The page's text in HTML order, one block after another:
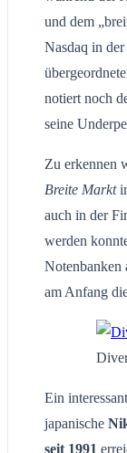
und dem
Nasdaq in
notiert noch
seine
Zu erkennen
Breite Markt
auch in der
werden
Notenbanken
am Anfang
Ein
japanische
seit 1991